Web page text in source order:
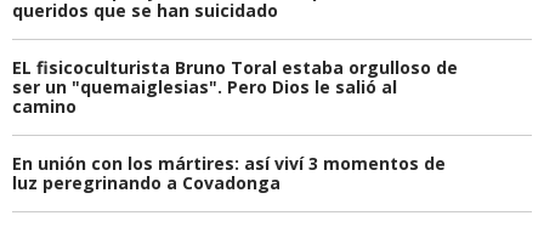
queridos que se han suicidado
EL fisicoculturista Bruno Toral estaba orgulloso de
ser un "quemaiglesias". Pero Dios le salió al
camino
En unión con los mártires: así viví 3 momentos de
luz peregrinando a Covadonga